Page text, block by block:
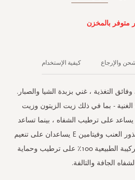
متوفر بالمخزن
التغذية ، غني بزبدة الشيا والصبار.
- بما في ذلك زيت الزيتون وزيت
يساعد على ترطيب الشفاه ، بينما تساعد
مضادات الأكسدة في زيت بذور العنب وفيتامين E يساعدان على تنعيم
وحماية ضد الآثار. تعمل التركيبة الطبيعية 100٪ على ترطيب وحماية
الجافة والتالفة.
والإرجاع كيفية الإستخدام